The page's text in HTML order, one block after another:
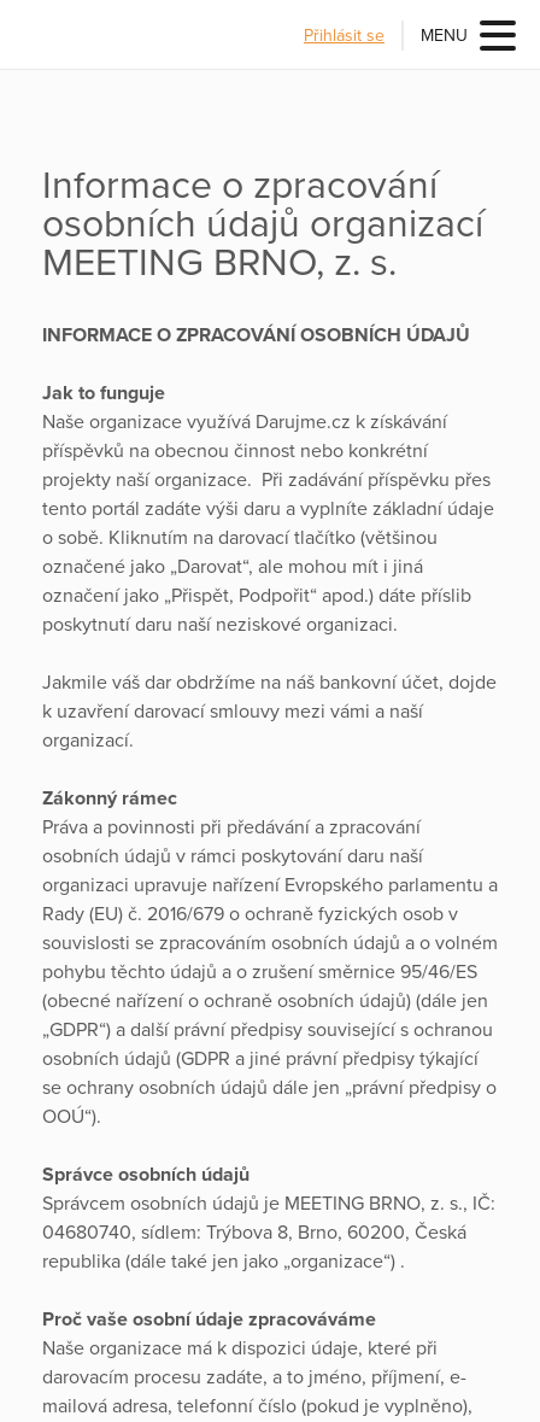
Přihlásit se MENU
Informace o zpracování
osobních údajů organizací
MEETING BRNO, z. s.
INFORMACE O ZPRACOVÁNÍ OSOBNÍCH ÚDAJŮ
Jak to funguje
Naše organizace využívá Darujme.cz k získávání
příspěvků na obecnou činnost nebo konkrétní
projekty naší organizace. Při zadávání příspěvku přes
tento portál zadáte výši daru a vyplníte základní údaje
o sobě. Kliknutím na darovací tlačítko (většinou
označené jako „Darovat“, ale mohou mít i jiná
označení jako „Přispět, Podpořit“ apod.) dáte příslib
poskytnutí daru naší neziskové organizaci.
Jakmile váš dar obdržíme na náš bankovní účet, dojde
k uzavření darovací smlouvy mezi vámi a naší
organizací.
Zákonný rámec
Práva a povinnosti při předávání a zpracování
osobních údajů v rámci poskytování daru naší
organizaci upravuje nařízení Evropského parlamentu a
Rady (EU) č. 2016/679 o ochraně fyzických osob v
souvislosti se zpracováním osobních údajů a o volném
pohybu těchto údajů a o zrušení směrnice 95/46/ES
(obecné nařízení o ochraně osobních údajů) (dále jen
„GDPR“) a další právní předpisy související s ochranou
osobních údajů (GDPR a jiné právní předpisy týkající
se ochrany osobních údajů dále jen „právní předpisy o
OOÚ“).
Správce osobních údajů
Správcem osobních údajů je MEETING BRNO, z. s., IČ:
04680740, sídlem: Trýbova 8, Brno, 60200, Česká
republika (dále také jen jako „organizace“) .
Proč vaše osobní údaje zpracováváme
Naše organizace má k dispozici údaje, které při
darovacím procesu zadáte, a to jméno, příjmení, e-
mailová adresa, telefonní číslo (pokud je vyplněno),